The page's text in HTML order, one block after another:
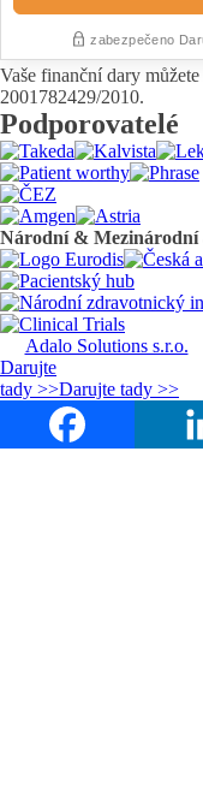
Vaše finanční dary
2001782429/2010.
Podporovatelé
Národní & Mezinárodní
Adalo Solutions s.r.o.
Darujte
tady >>Darujte tady >>